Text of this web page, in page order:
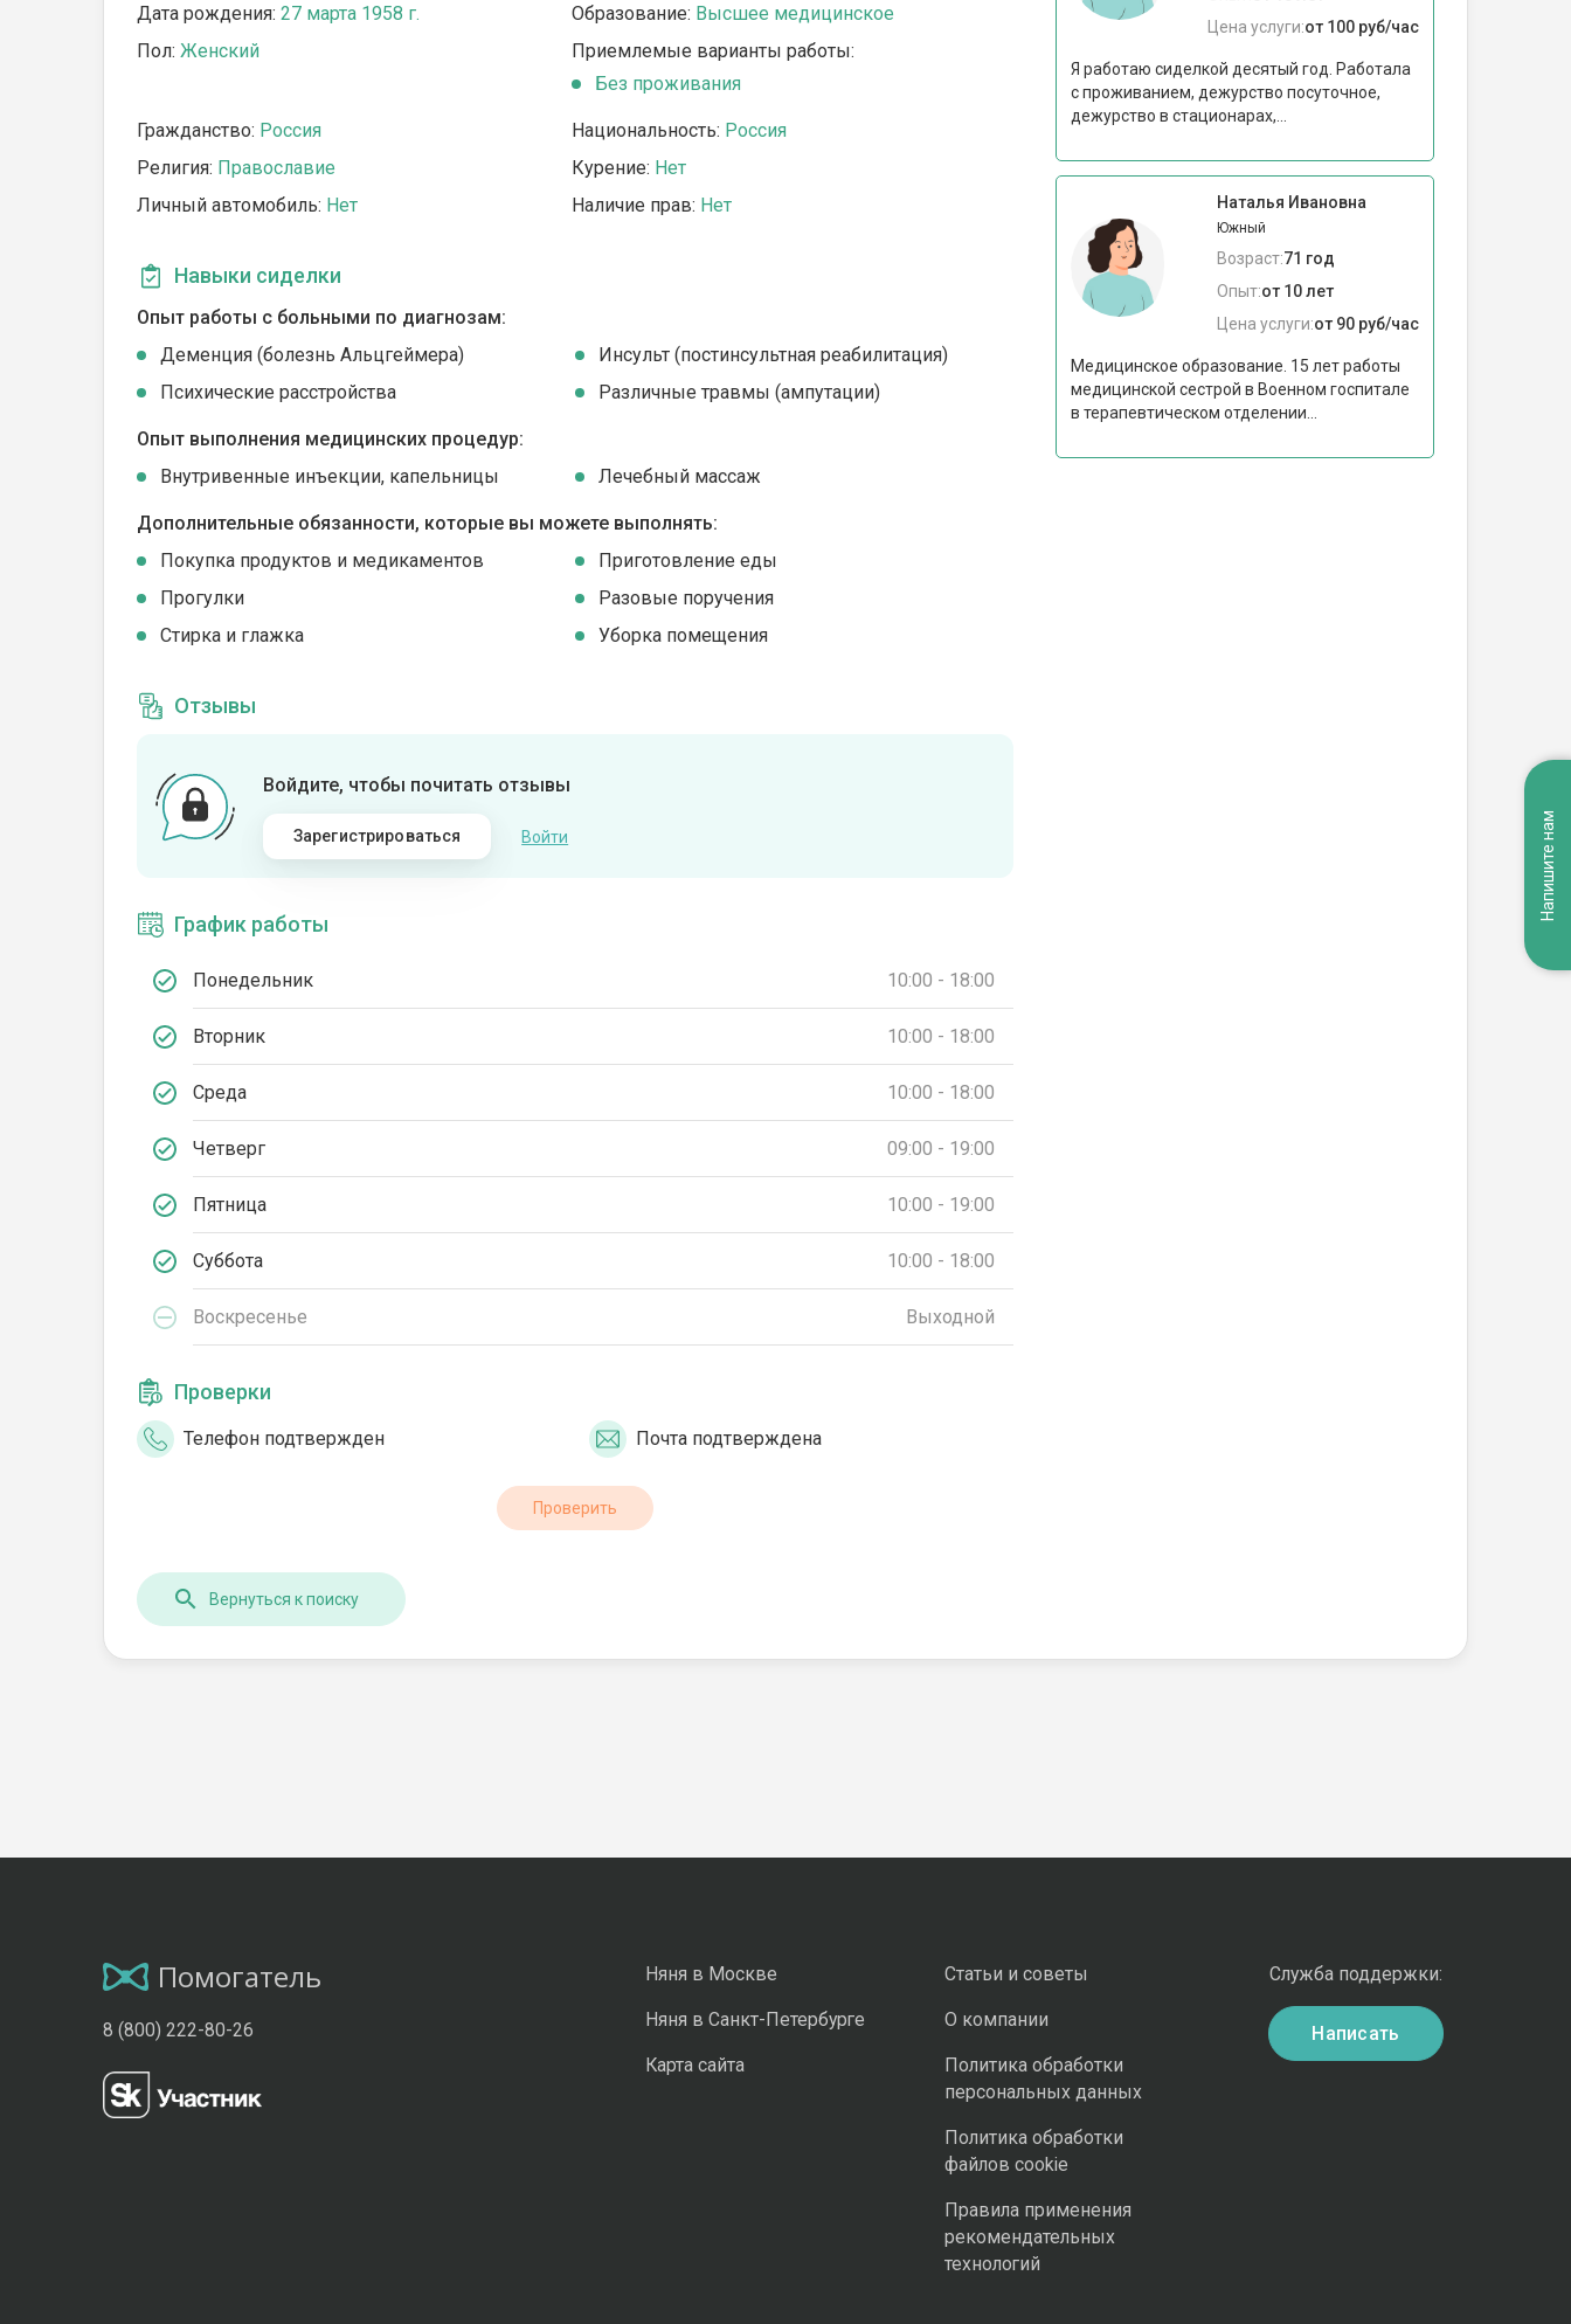
Дата рождения: 27 марта 1958 г. Образование: Высшее медицинское
Пол: Женский
Приемлемые варианты работы:
Без проживания
Гражданство: Россия Национальность: Россия
Религия: Православие Курение: Нет
Личный автомобиль: Нет Наличие прав: Нет
Навыки сиделки
Опыт работы с больными по диагнозам:
Деменция (болезнь Альцгеймера)
Инсульт (постинсультная реабилитация)
Психические расстройства
Различные травмы (ампутации)
Опыт выполнения медицинских процедур:
Внутривенные инъекции, капельницы
Лечебный массаж
Дополнительные обязанности, которые вы можете выполнять:
Покупка продуктов и медикаментов
Приготовление еды
Прогулки
Разовые поручения
Стирка и глажка
Уборка помещения
Отзывы
Войдите, чтобы почитать отзывы
Зарегистрироваться Войти
График работы
Понедельник 10:00 - 18:00
Вторник 10:00 - 18:00
Среда 10:00 - 18:00
Четверг 09:00 - 19:00
Пятница 10:00 - 19:00
Суббота 10:00 - 18:00
Воскресенье Выходной
Проверки
Телефон подтвержден Почта подтверждена
Проверить
Цена услуги:от 100 руб/час
Я работаю сиделкой десятый год. Работала
с проживанием, дежурство посуточное,
дежурство в стационарах,...
Наталья Ивановна
Южный
Возраст:71 год
Опыт:от 10 лет
Цена услуги:от 90 руб/час
Медицинское образование. 15 лет работы
медицинской сестрой в Военном госпитале
в терапевтическом отделении...
Вернуться к поиску
Помогатель
8 (800) 222-80-26
Няня в Москве
Няня в Санкт-Петербурге
Карта сайта
Статьи и советы
О компании
Политика обработки
персональных данных
Политика обработки
файлов cookie
Правила применения
рекомендательных
технологий
Служба поддержки:
Написать
Напишите нам